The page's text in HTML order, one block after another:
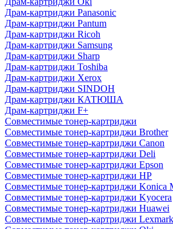
Драм-картриджи Panasonic
Драм-картриджи Pantum
Драм-картриджи Ricoh
Драм-картриджи Samsung
Драм-картриджи Sharp
Драм-картриджи Toshiba
Драм-картриджи Xerox
Драм-картриджи SINDOH
Драм-картриджи КАТЮША
Драм-картриджи F+
Совместимые тонер-картриджи
Совместимые тонер-картриджи Brother
Совместимые тонер-картриджи Canon
Совместимые тонер-картриджи Deli
Совместимые тонер-картриджи Epson
Совместимые тонер-картриджи HP
Совместимые тонер-картриджи Konica
Совместимые тонер-картриджи Kyocera
Совместимые тонер-картриджи Huawei
Совместимые тонер-картриджи Lexmark